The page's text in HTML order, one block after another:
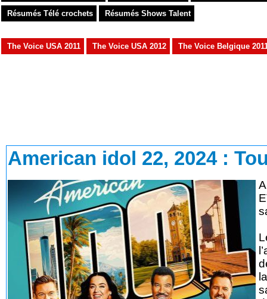
Résumés Télé crochets Résumés Shows Talent
The Voice USA 2011 The Voice USA 2012 The Voice Belgique
American idol 22, 2024: